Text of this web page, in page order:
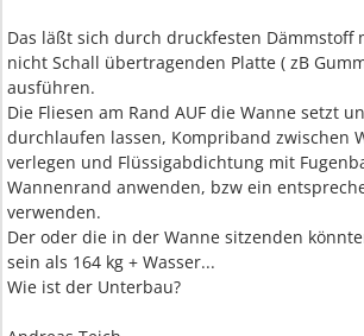
Das läßt sich durch druckfesten Dämmstoff
nicht Schall übertragenden Platte ( zB
ausführen.
Die Fliesen am Rand AUF die Wanne setzt
durchlaufen lassen, Kompriband zwischen
verlegen und Flüssigabdichtung mit
Wannenrand anwenden, bzw ein
verwenden.
Der oder die in der Wanne sitzenden
sein als 164 kg + Wasser...
Wie ist der Unterbau?